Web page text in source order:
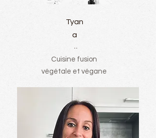
Tyan
a
Cuisine fusion
végétale et végane